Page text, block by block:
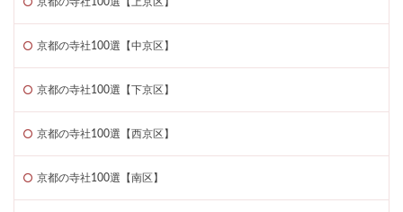
京都の寺社100選【中京区】
京都の寺社100選【下京区】
京都の寺社100選【西京区】
京都の寺社100選【南区】